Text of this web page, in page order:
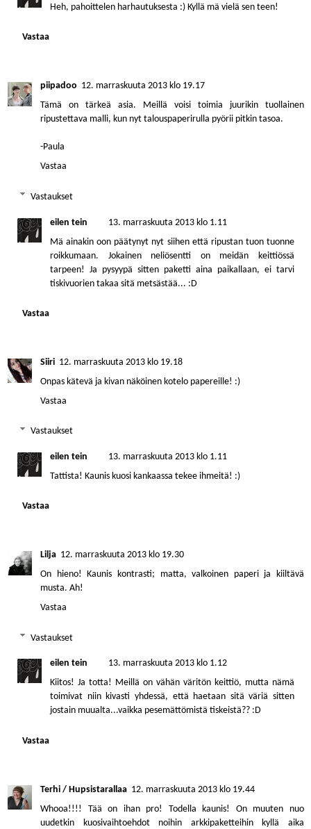
Heh, pahoittelen harhautuksesta :) Kyllä mä vielä sen teen!
Vastaa
piipadoo 12. marraskuuta 2013 klo 19.17
Tämä on tärkeä asia. Meillä voisi toimia juurikin tuollainen
ripustettava malli, kun nyt talouspaperirulla pyörii pitkin tasoa.
-Paula
Vastaa
Vastaukset
eilen tein
13. marraskuuta 2013 klo 1.11
Mä ainakin oon päätynyt nyt siihen että ripustan tuon tuonne
roikkumaan. Jokainen neliösentti on meidän keittiössä
tarpeen! Ja pysyypä sitten paketti aina paikallaan, ei tarvi
tiskivuorien takaa sitä metsästää... :D
Vastaa
Siiri 12. marraskuuta 2013 klo 19.18
Onpas kätevä ja kivan näköinen kotelo papereille! :)
Vastaa
Vastaukset
eilen tein
13. marraskuuta 2013 klo 1.11
Tattista! Kaunis kuosi kankaassa tekee ihmeitä! :)
Vastaa
Lilja 12. marraskuuta 2013 klo 19.30
On hieno! Kaunis kontrasti; matta, valkoinen paperi ja kiiltävä
musta. Ah!
Vastaa
Vastaukset
eilen tein
13. marraskuuta 2013 klo 1.12
Kiitos! Ja totta! Meillä on vähän väritön keittiö, mutta nämä
toimivat niin kivasti yhdessä, että haetaan sitä väriä sitten
jostain muualta...vaikka pesemättömistä tiskeistä?? :D
Vastaa
Terhi / Hupsistarallaa 12. marraskuuta 2013 klo 19.44
Whooa!!!! Tää on ihan pro! Todella kaunis! On muuten nuo
uudetkin kuosivaihtoehdot noihin arkkipaketteihin kyllä aika